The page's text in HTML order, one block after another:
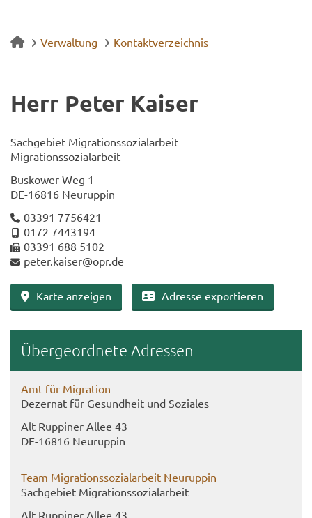
Verwaltung Kontaktverzeichnis
Herr Peter Kai­ser
Sach­ge­biet Mi­gra­ti­ons­so­zi­al­ar­beit
Mi­gra­ti­ons­so­zi­al­ar­beit
Bus­kower Weg 1
DE-​16816 Neu­rup­pin
03391 7756421
0172 7443194
03391 688 5102
peter.kai­ser@opr.de
Karte an­zei­gen Adres­se ex­por­tie­ren
Über­ge­ord­ne­te Adres­sen
Amt für Mi­gra­ti­on
De­zer­nat für Ge­sund­heit und So­zia­les
Alt Rup­pi­ner Allee 43
DE-​16816 Neu­rup­pin
Team Mi­gra­ti­ons­so­zi­al­ar­beit Neu­rup­pin
Sach­ge­biet Mi­gra­ti­ons­so­zi­al­ar­beit
Alt Rup­pi­ner Allee 43